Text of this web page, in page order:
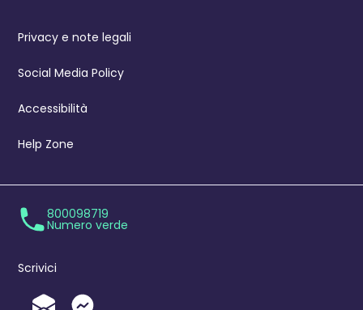
Privacy e note legali
Social Media Policy
Accessibilità
Help Zone
800098719
Numero verde
Scrivici